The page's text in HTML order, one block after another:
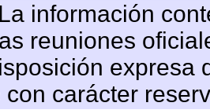
información
reuniones
expresa
con carácter